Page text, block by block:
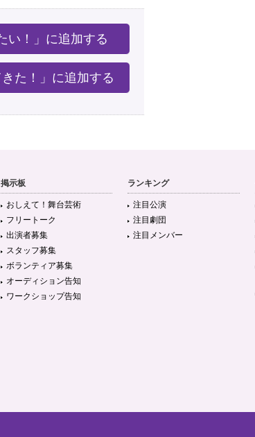
い！」に追加する
きた！」に追加する
掲示板
おしえて！舞台芸術
フリートーク
出演者募集
スタッフ募集
ボランティア募集
オーディション告知
ワークショップ告知
ランキング
注目公演
注目劇団
注目メンバー